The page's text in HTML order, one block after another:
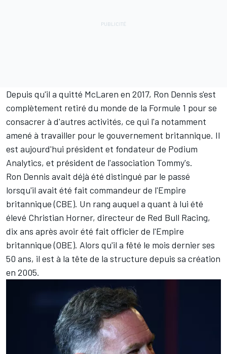
Depuis qu'il a quitté McLaren en 2017, Ron Dennis s'est
complètement retiré du monde de la Formule 1 pour se
consacrer à d'autres activités, ce qui l'a notamment
amené à travailler pour le gouvernement britannique. Il
est aujourd'hui président et fondateur de Podium
Analytics, et président de l'association Tommy's.
Ron Dennis avait déjà été distingué par le passé
lorsqu'il avait été fait commandeur de l'Empire
britannique (CBE). Un rang auquel a quant à lui été
élevé Christian Horner, directeur de Red Bull Racing,
dix ans après avoir été fait officier de l'Empire
britannique (OBE). Alors qu'il a fêté le mois dernier ses
50 ans, il est à la tête de la structure depuis sa création
en 2005.